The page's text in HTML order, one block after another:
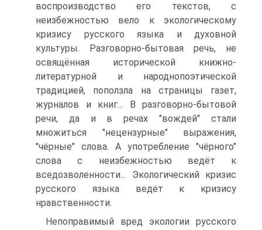
воспроизводство его текстов, с
неизбежностью вело к экологическому
кризису русского языка и духовной
культуры. Разговорно-бытовая речь, не
освящённая исторической книжно-
литературной и народнопоэтической
традицией, поползла на страницы газет,
журналов и книг... В разговорно-бытовой
речи, да и в речах "вождей" стали
множиться "нецензурные" выражения,
"чёрные" слова. А употребление "чёрного"
слова с неизбежностью ведёт к
вседозволенности... Экологический кризис
русского языка ведёт к кризису
нравственности.
Непоправимый вред экологии русского